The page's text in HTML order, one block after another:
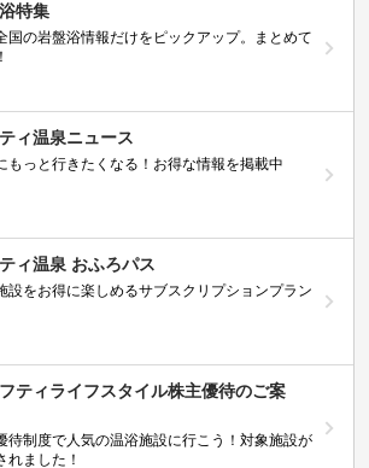
特集
国の岩盤浴情報だけをピックアップ。まとめて
ィ温泉ニュース
もっと行きたくなる！お得な情報を掲載中
ィ温泉 おふろパス
設をお得に楽しめるサブスクリプションプラン
フティライフスタイル株主優待のご案
待制度で人気の温浴施設に行こう！対象施設が
れました！